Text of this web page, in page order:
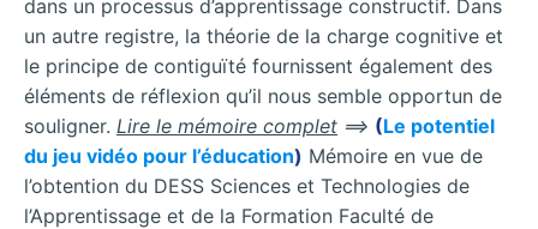
dans un processus d’apprentissage constructif. Dans
un autre registre, la théorie de la charge cognitive et
le principe de contiguïté fournissent également des
éléments de réflexion qu’il nous semble opportun de
souligner. Lire le mémoire complet ==> (Le potentiel
du jeu vidéo pour l’éducation) Mémoire en vue de
l’obtention du DESS Sciences et Technologies de
l’Apprentissage et de la Formation Faculté de